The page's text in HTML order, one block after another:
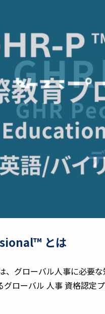
とは
、グローバル人事に必要
ローバル 人事 資格認定プ